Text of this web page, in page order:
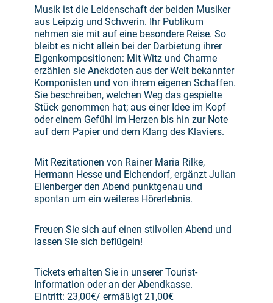
Musik ist die Leidenschaft der beiden Musiker
aus Leipzig und Schwerin. Ihr Publikum
nehmen sie mit auf eine besondere Reise. So
bleibt es nicht allein bei der Darbietung ihrer
Eigenkompositionen: Mit Witz und Charme
erzählen sie Anekdoten aus der Welt bekannter
Komponisten und von ihrem eigenen Schaffen.
Sie beschreiben, welchen Weg das gespielte
Stück genommen hat; aus einer Idee im Kopf
oder einem Gefühl im Herzen bis hin zur Note
auf dem Papier und dem Klang des Klaviers.
Mit Rezitationen von Rainer Maria Rilke,
Hermann Hesse und Eichendorf, ergänzt Julian
Eilenberger den Abend punktgenau und
spontan um ein weiteres Hörerlebnis.
Freuen Sie sich auf einen stilvollen Abend und
lassen Sie sich beflügeln!
Tickets erhalten Sie in unserer Tourist-
Information oder an der Abendkasse.
Eintritt: 23,00€/ ermäßigt 21,00€